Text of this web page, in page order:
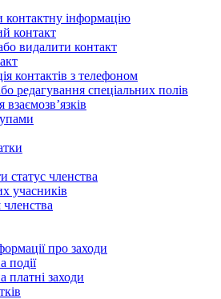
контактну інформацію
контакт
видалити контакт
контактів з телефоном
редагування спеціальних полів
статус членства
учасників
про заходи
події
платні заходи